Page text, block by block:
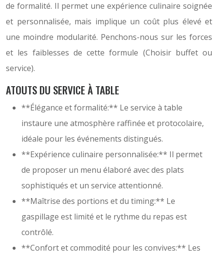
de formalité. Il permet une expérience culinaire soignée
et personnalisée, mais implique un coût plus élevé et
une moindre modularité. Penchons-nous sur les forces
et les faiblesses de cette formule (Choisir buffet ou
service).
ATOUTS DU SERVICE À TABLE
**Élégance et formalité:** Le service à table
instaure une atmosphère raffinée et protocolaire,
idéale pour les événements distingués.
**Expérience culinaire personnalisée:** Il permet
de proposer un menu élaboré avec des plats
sophistiqués et un service attentionné.
**Maîtrise des portions et du timing:** Le
gaspillage est limité et le rythme du repas est
contrôlé.
**Confort et commodité pour les convives:** Les